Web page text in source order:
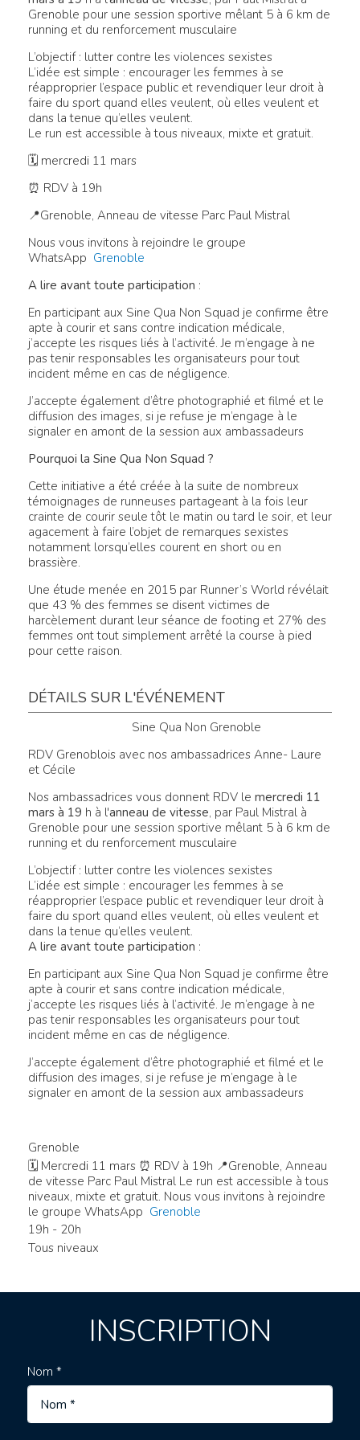
Grenoble pour une session sportive mêlant 5 à 6 km de
running et du renforcement musculaire
L’objectif : lutter contre les violences sexistes
L’idée est simple : encourager les femmes à se
réapproprier l’espace public et revendiquer leur droit à
faire du sport quand elles veulent, où elles veulent et
dans la tenue qu’elles veulent.
Le run est accessible à tous niveaux, mixte et gratuit.
🗓 mercredi 11 mars
⏰ RDV à 19h
📍Grenoble, Anneau de vitesse Parc Paul Mistral
Nous vous invitons à rejoindre le groupe
WhatsApp Grenoble
A lire avant toute participation :
En participant aux Sine Qua Non Squad je confirme être
apte à courir et sans contre indication médicale,
j’accepte les risques liés à l’activité. Je m’engage à ne
pas tenir responsables les organisateurs pour tout
incident même en cas de négligence.
J’accepte également d’être photographié et filmé et le
diffusion des images, si je refuse je m’engage à le
signaler en amont de la session aux ambassadeurs
Pourquoi la Sine Qua Non Squad ?
Cette initiative a été créée à la suite de nombreux
témoignages de runneuses partageant à la fois leur
crainte de courir seule tôt le matin ou tard le soir, et leur
agacement à faire l’objet de remarques sexistes
notamment lorsqu’elles courent en short ou en
brassière.
Une étude menée en 2015 par Runner’s World révélait
que 43 % des femmes se disent victimes de
harcèlement durant leur séance de footing et 27% des
femmes ont tout simplement arrêté la course à pied
pour cette raison.
DÉTAILS SUR L'ÉVÉNEMENT
Sine Qua Non Grenoble
RDV Grenoblois avec nos ambassadrices Anne- Laure
et Cécile
Nos ambassadrices vous donnent RDV le mercredi 11
mars à 19 h à l'anneau de vitesse, par Paul Mistral à
Grenoble pour une session sportive mêlant 5 à 6 km de
running et du renforcement musculaire
L’objectif : lutter contre les violences sexistes
L’idée est simple : encourager les femmes à se
réapproprier l’espace public et revendiquer leur droit à
faire du sport quand elles veulent, où elles veulent et
dans la tenue qu’elles veulent.
A lire avant toute participation :
En participant aux Sine Qua Non Squad je confirme être
apte à courir et sans contre indication médicale,
j’accepte les risques liés à l’activité. Je m’engage à ne
pas tenir responsables les organisateurs pour tout
incident même en cas de négligence.
J’accepte également d’être photographié et filmé et le
diffusion des images, si je refuse je m’engage à le
signaler en amont de la session aux ambassadeurs
Grenoble
🗓 Mercredi 11 mars ⏰ RDV à 19h 📍Grenoble, Anneau
de vitesse Parc Paul Mistral Le run est accessible à tous
niveaux, mixte et gratuit. Nous vous invitons à rejoindre
le groupe WhatsApp Grenoble
19h - 20h
Tous niveaux
INSCRIPTION
Nom *